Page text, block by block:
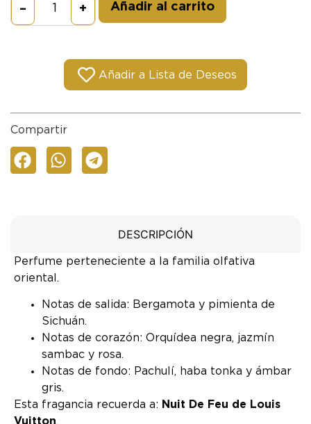
– + Añadir al carrito
Añadir a Lista de Deseos
Compartir
DESCRIPCIÓN
Perfume perteneciente a la familia olfativa
oriental.
Notas de salida: Bergamota y pimienta de
Sichuán.
Notas de corazón: Orquídea negra, jazmín
sambac y rosa.
Notas de fondo: Pachulí, haba tonka y ámbar
gris.
Esta fragancia recuerda a: Nuit De Feu de Louis
Vuitton.